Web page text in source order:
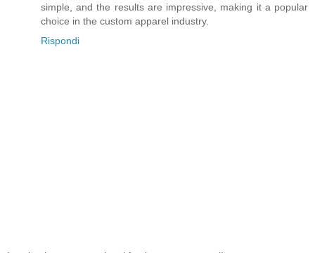
simple, and the results are impressive, making it a popular
choice in the custom apparel industry.
Rispondi